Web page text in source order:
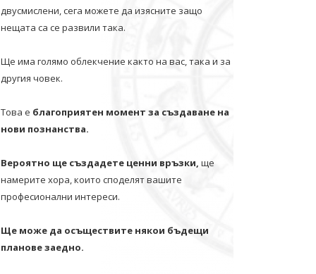
двусмислени, сега можете да изясните защо
нещата са се развили така.
Ще има голямо облекчение както на вас, така и за
другия човек.
Това е благоприятен момент за създаване на
нови познанства.
Вероятно ще създадете ценни връзки, ще
намерите хора, които споделят вашите
професионални интереси.
Ще може да осъществите някои бъдещи
планове заедно.